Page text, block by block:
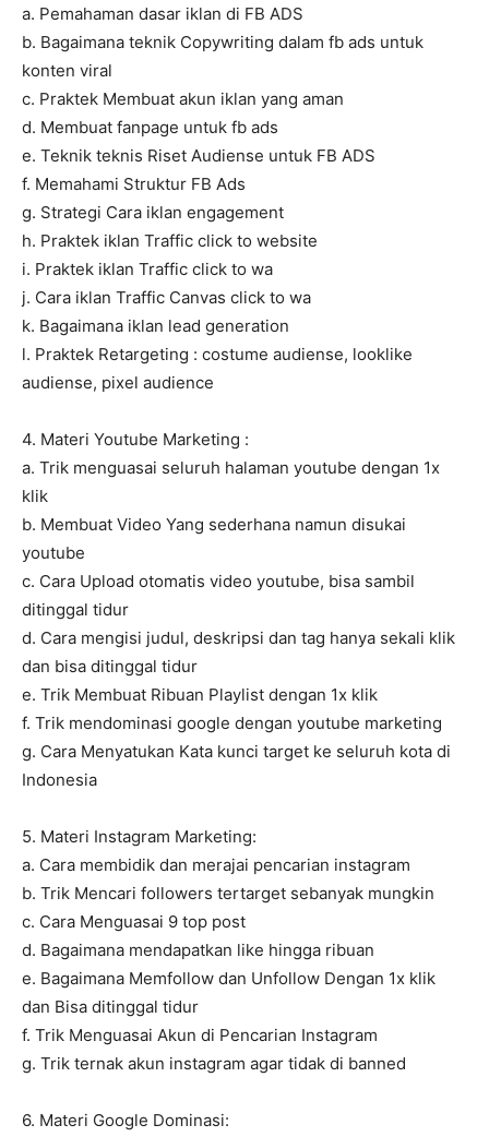
a. Pemahaman dasar iklan di FB ADS
b. Bagaimana teknik Copywriting dalam fb ads untuk
konten viral
c. Praktek Membuat akun iklan yang aman
d. Membuat fanpage untuk fb ads
e. Teknik teknis Riset Audiense untuk FB ADS
f. Memahami Struktur FB Ads
g. Strategi Cara iklan engagement
h. Praktek iklan Traffic click to website
i. Praktek iklan Traffic click to wa
j. Cara iklan Traffic Canvas click to wa
k. Bagaimana iklan lead generation
l. Praktek Retargeting : costume audiense, looklike
audiense, pixel audience
4. Materi Youtube Marketing :
a. Trik menguasai seluruh halaman youtube dengan 1x
klik
b. Membuat Video Yang sederhana namun disukai
youtube
c. Cara Upload otomatis video youtube, bisa sambil
ditinggal tidur
d. Cara mengisi judul, deskripsi dan tag hanya sekali klik
dan bisa ditinggal tidur
e. Trik Membuat Ribuan Playlist dengan 1x klik
f. Trik mendominasi google dengan youtube marketing
g. Cara Menyatukan Kata kunci target ke seluruh kota di
Indonesia
5. Materi Instagram Marketing:
a. Cara membidik dan merajai pencarian instagram
b. Trik Mencari followers tertarget sebanyak mungkin
c. Cara Menguasai 9 top post
d. Bagaimana mendapatkan like hingga ribuan
e. Bagaimana Memfollow dan Unfollow Dengan 1x klik
dan Bisa ditinggal tidur
f. Trik Menguasai Akun di Pencarian Instagram
g. Trik ternak akun instagram agar tidak di banned
6. Materi Google Dominasi: